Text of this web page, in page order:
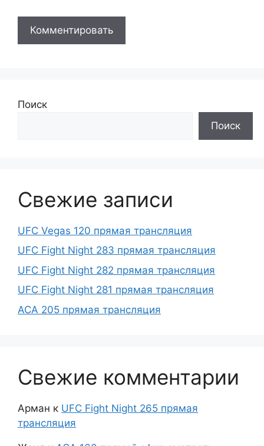
Поиск
Поиск
Свежие записи
UFC Vegas 120 прямая трансляция
UFC Fight Night 283 прямая трансляция
UFC Fight Night 282 прямая трансляция
UFC Fight Night 281 прямая трансляция
ACA 205 прямая трансляция
Свежие комментарии
Арман к UFC Fight Night 265 прямая
трансляция